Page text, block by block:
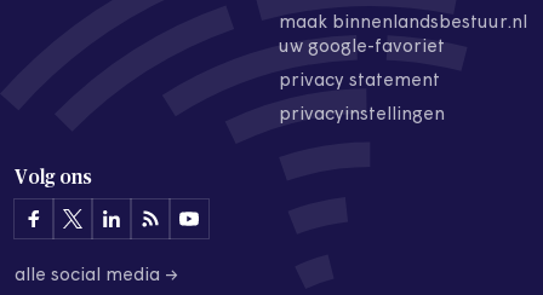
maak binnenlandsbestuur.nl
uw google-favoriet
privacy statement
privacyinstellingen
Volg ons
alle social media →